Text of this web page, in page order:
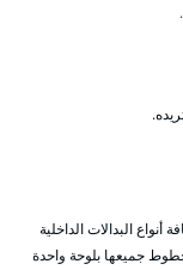
البدالات الداخلية
جميعها بلوحة واحدة